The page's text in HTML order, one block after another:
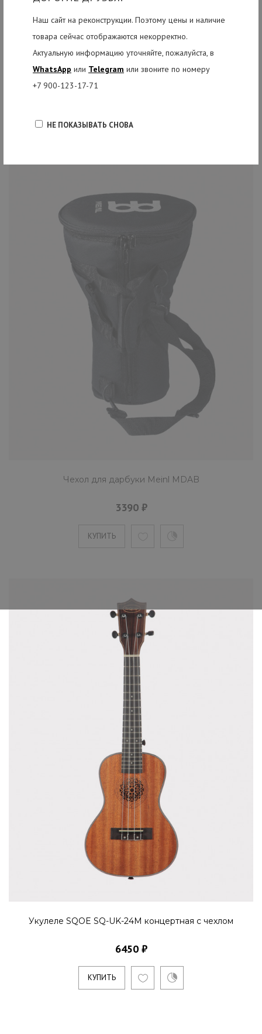
Наш сайт на реконструкции. Поэтому цены и наличие
товара сейчас отображаются некорректно.
Актуальную информацию уточняйте, пожалуйста, в
WhatsApp или Telegram или звоните по номеру
+7 900-123-17-71
НЕ ПОКАЗЫВАТЬ СНОВА
Чехол для дарбуки Meinl MDAB
3390 ₽
КУПИТЬ
Укулеле SQOE SQ-UK-24M концертная с чехлом
6450 ₽
КУПИТЬ